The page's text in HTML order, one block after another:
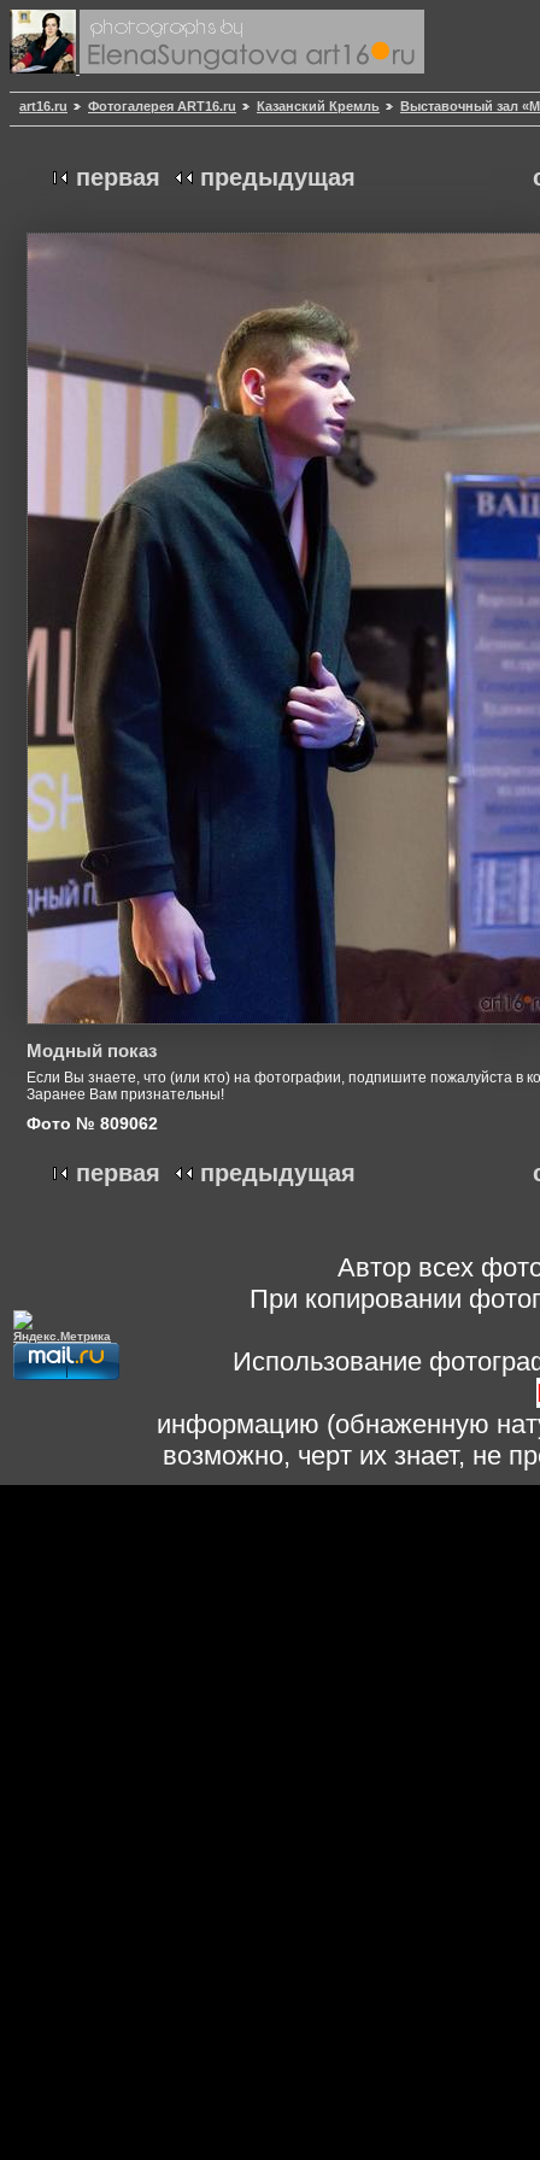
art16.ru Фотогалерея ART16.ru Казанский Кремль Выставочный зал
первая предыдущая
Модный показ
Если Вы знаете, что (или кто) на фотографии, подпишите пожалуйста в
Заранее Вам признательны!
Фото № 809062
первая предыдущая
Автор всех
При копировании
Использование
информацию (обнаженную
возможно, черт их знает, не